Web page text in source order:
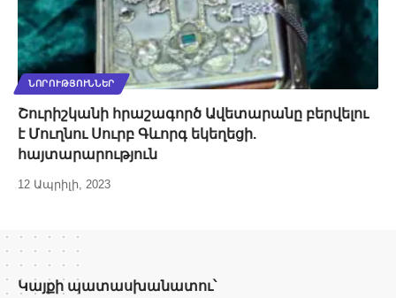
ՆՈՐՈՒԹՅՈՒՆՆԵՐ
Շուրիշկանի հրաշագործ Ավետարանը բերվելու
է Մուղնու Սուրբ Գևորգ եկեղեցի.
հայտարարություն
12 Ապրիլի, 2023
Կայքի պատասխանատու՝